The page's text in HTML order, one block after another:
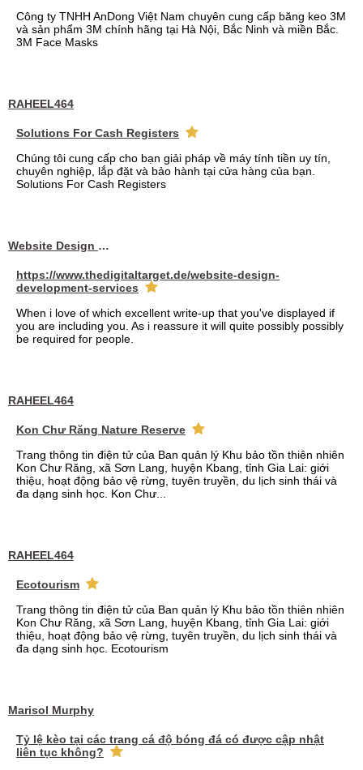
Công ty TNHH AnDong Việt Nam chuyên cung cấp băng keo 3M
và sản phẩm 3M chính hãng tại Hà Nội, Bắc Ninh và miền Bắc.
3M Face Masks
RAHEEL464
Solutions For Cash Registers
Chúng tôi cung cấp cho bạn giải pháp về máy tính tiền uy tín,
chuyên nghiệp, lắp đặt và bảo hành tại cửa hàng của bạn.
Solutions For Cash Registers
Website Design Services berin
https://www.thedigitaltarget.de/website-design-
development-services
When i love of which excellent write-up that you've displayed if
you are including you. As i reassure it will quite possibly possibly
be required for people.
RAHEEL464
Kon Chư Răng Nature Reserve
Trang thông tin điện tử của Ban quản lý Khu bảo tồn thiên nhiên
Kon Chư Răng, xã Sơn Lang, huyện Kbang, tỉnh Gia Lai: giới
thiệu, hoạt động bảo vệ rừng, tuyên truyền, du lịch sinh thái và
đa dạng sinh học. Kon Chư...
RAHEEL464
Ecotourism
Trang thông tin điện tử của Ban quản lý Khu bảo tồn thiên nhiên
Kon Chư Răng, xã Sơn Lang, huyện Kbang, tỉnh Gia Lai: giới
thiệu, hoạt động bảo vệ rừng, tuyên truyền, du lịch sinh thái và
đa dạng sinh học. Ecotourism
Marisol Murphy
Tỷ lệ kèo tại các trang cá độ bóng đá có được cập nhật
liên tục không?